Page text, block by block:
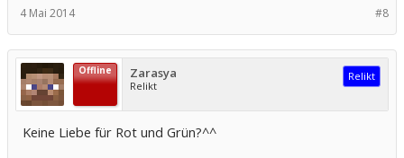
#8
4 Mai 2014
Offline Zarasya
Relikt
Relikt
Keine Liebe für Rot und Grün?^^